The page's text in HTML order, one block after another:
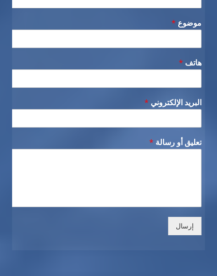
موضوع *
هاتف *
البريد الإلكتروني *
تعليق أو رسالة *
إرسال